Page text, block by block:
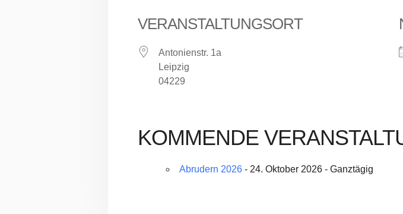
VERANSTALTUNGSORT
Antonienstr. 1a
Leipzig
04229
KOMMENDE
Abrudern 2026 - 24. Oktober 2026 - Ganztägig